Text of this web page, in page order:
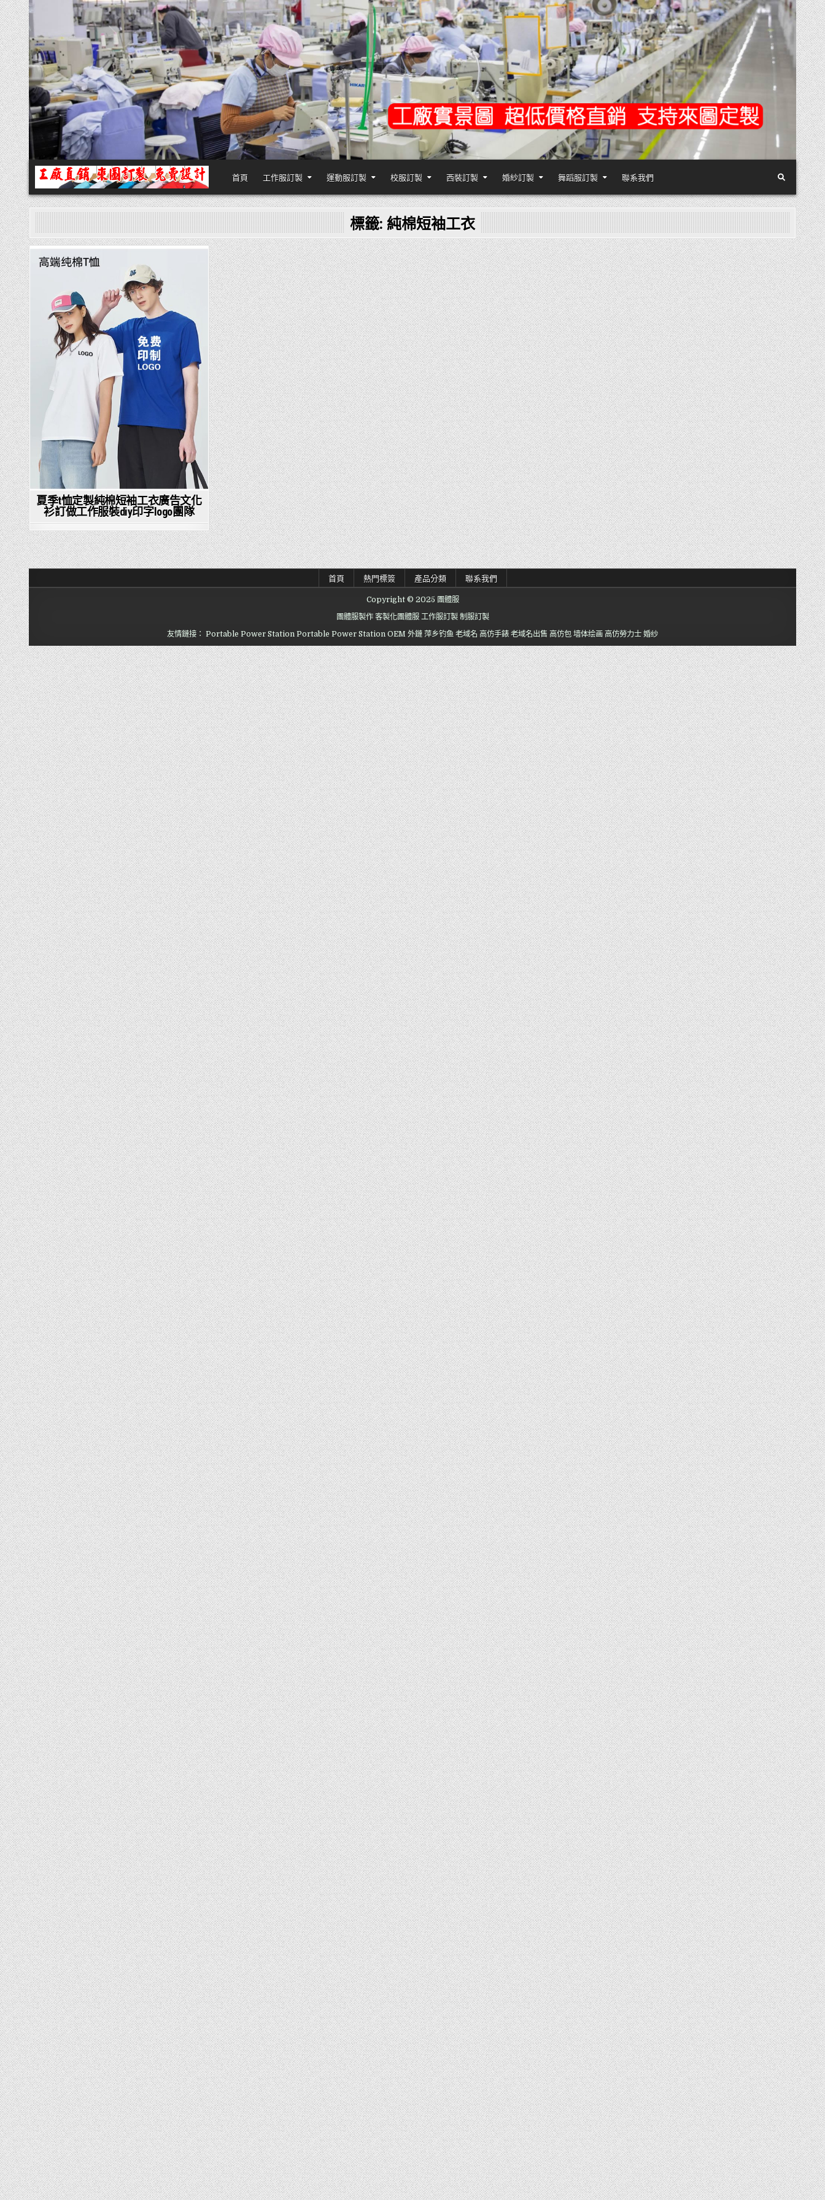
Skip
to
content
團體服
團體服製作,公司企業工作制服POLO衫T恤訂製推薦,做班系校服定製價格,台灣香港客製化衣服裝工廠商
首頁 工作服訂製 運動服訂製 校服訂製 西裝訂製 婚紗訂製 舞蹈服訂製 聯系我們
標籤: 純棉短袖工衣
Posted
夏季t恤定製純棉短袖工衣廣告文化
衫訂做工作服裝diy印字logo團隊
首頁 熱門標簽 產品分類 聯系我們
Copyright © 2025 團體服
團體服製作 客製化團體服 工作服訂製 制服訂製
友情鏈接： Portable Power Station Portable Power Station OEM 外鏈 萍乡钓鱼 老域名 高仿手錶 老域名出售 高仿包 墙体绘画 高仿勞力士 婚纱